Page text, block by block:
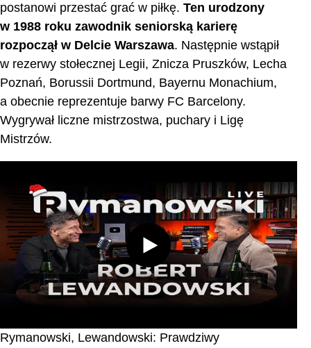
postanowi przestać grać w piłkę. Ten urodzony
w 1988 roku zawodnik seniorską karierę
rozpoczął w Delcie Warszawa. Następnie wstąpił
w rezerwy stołecznej Legii, Znicza Pruszków, Lecha
Poznań, Borussii Dortmund, Bayernu Monachium,
a obecnie reprezentuje barwy FC Barcelony.
Wygrywał liczne mistrzostwa, puchary i Ligę
Mistrzów.
Rymanowski, Lewandowski: Prawdziwy